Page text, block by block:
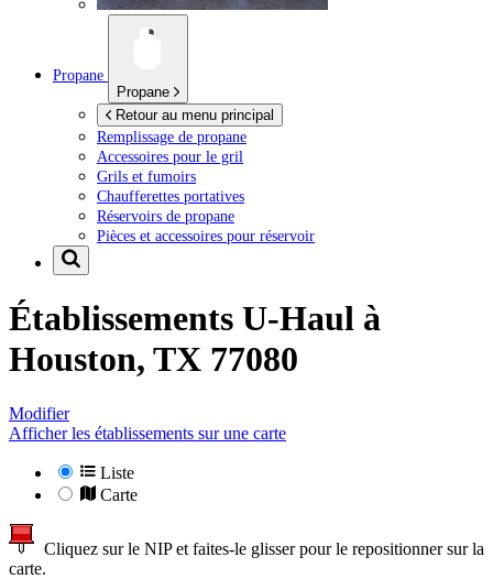
Propane
Propane
Retour au menu principal
Remplissage de propane
Accessoires pour le gril
Grils et fumoirs
Chaufferettes portatives
Réservoirs de propane
Pièces et accessoires pour réservoir
Établissements U-Haul à
Houston, TX 77080
Modifier
Afficher les établissements sur une carte
Liste
Carte
Cliquez sur le NIP et faites-le glisser pour le repositionner sur la
carte.